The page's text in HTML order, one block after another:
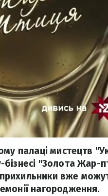
палаці мистецтв
"Золота Жар-
вже
нагородження.